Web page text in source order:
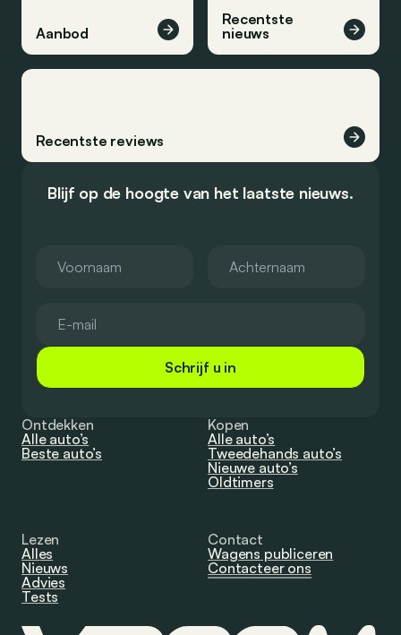
Aanbod
Recentste
nieuws
Recentste reviews
Blijf op de hoogte van het laatste nieuws.
Schrijf u in
Ontdekken
Alle auto’s
Beste auto’s
Kopen
Alle auto’s
Tweedehands auto’s
Nieuwe auto’s
Oldtimers
Lezen
Alles
Nieuws
Advies
Tests
Contact
Wagens publiceren
Contacteer ons